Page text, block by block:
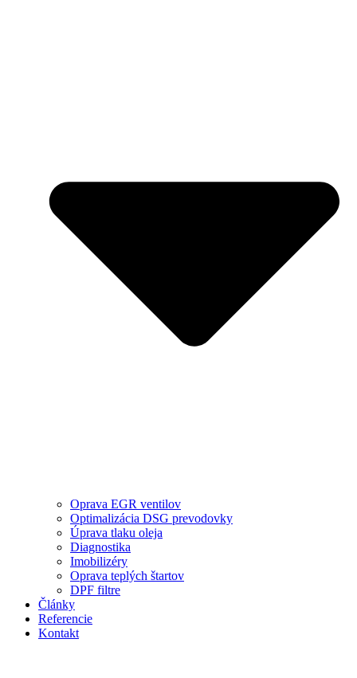
Oprava EGR ventilov
Optimalizácia DSG prevodovky
Úprava tlaku oleja
Diagnostika
Imobilizéry
Oprava teplých štartov
DPF filtre
Články
Referencie
Kontakt